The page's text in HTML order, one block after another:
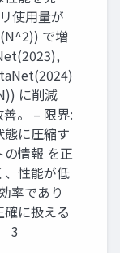
使用量が
で増
に削減
。 – 限界:
に圧縮す
情報 を正
、性能が低
率であり
に扱える
3